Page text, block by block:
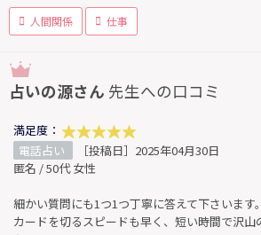
人間関係 仕事
占いの源さん 先生への口コミ
満足度：
電話占い
［投稿日］2025年04月30日
匿名 / 50代 女性
細かい質問にも1つ1つ丁寧に答えて下さいます。
カードを切るスピードも早く、短い時間で沢山